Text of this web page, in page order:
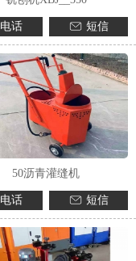
电话 短信
50沥青灌缝机
电话 短信